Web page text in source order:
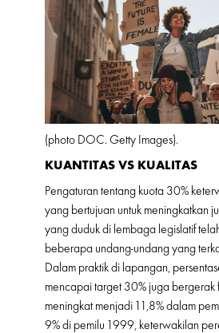
(photo DOC. Getty Images).
KUANTITAS VS KUALITAS
Pengaturan tentang kuota 30%
yang bertujuan untuk meningkatkan
yang duduk di lembaga legislatif
beberapa undang-undang yang
Dalam praktik di lapangan,
mencapai target 30% juga bergerak
meningkat menjadi 11,8% dalam
9% di pemilu 1999, keterwakilan